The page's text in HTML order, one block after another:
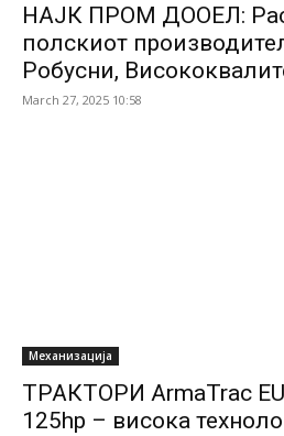
НАЈК ПРОМ ДООЕЛ:
полскиот
Робусни,
March 27, 2025 10:58
Механизација
ТРАКТОРИ ArmaTrac
125hp – висока